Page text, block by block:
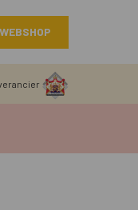
WEBSHOP